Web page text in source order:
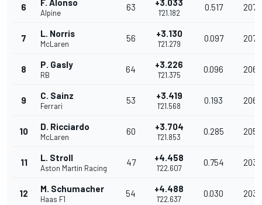
6 F. Alonso
Alpine
63 +3.033
1'21.182
0.517
7 L. Norris
McLaren
56 +3.130
1'21.279
0.097
8 P. Gasly
RB
64 +3.226
1'21.375
0.096
9 C. Sainz
Ferrari
53 +3.419
1'21.568
0.193
10 D. Ricciardo
McLaren
60 +3.704
1'21.853
0.285
11 L. Stroll
Aston Martin Racing
47 +4.458
1'22.607
0.754
12 M. Schumacher
Haas F1
54 +4.488
1'22.637
0.030